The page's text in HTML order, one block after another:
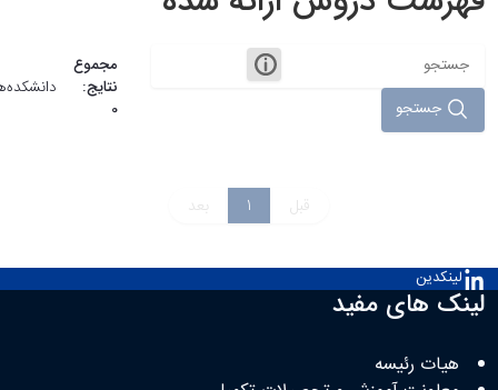
جستجو
مجموع
نتایج:
0
قبل 1 بعد
لینکدین
لینک های مفید
هیات رئیسه